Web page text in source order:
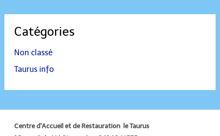
Catégories
Non classé
Taurus info
Centre d'Accueil et de Restauration le Taurus